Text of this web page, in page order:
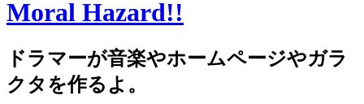
Moral Hazard!!
ドラマーが音楽やホームページやガラ
クタを作るよ。